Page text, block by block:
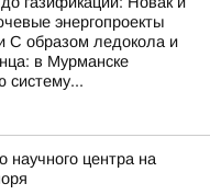
энергопроекты
С образом ледокола и
в Мурманске
систему...
научного центра на